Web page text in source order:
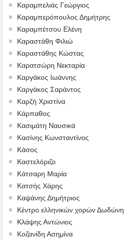
Καραμπελιάς Γεώργιος
Καραμπερόπουλος Δημήτρης
Καραμπέτσου Ελένη
Καραστάθη Φιλιώ
Καραστάθης Κώστας
Καρατσώρη Νεκταρία
Καργάκος Ιωάννης
Καργάκος Σαράντος
Καρζή Χριστίνα
Κάρπαθος
Κασιμάτη Ναυσικά
Κασίνης Κωνσταντίνος
Κάσος
Καστελόριζο
Κάτσαρη Μαρία
Κατσής Χάρης
Καψάνης Δημήτριος
Κέντρο ελληνικών χορών Δωδώνη
Κλάψης Αντώνιος
Κοζανίδη Ασημίνα